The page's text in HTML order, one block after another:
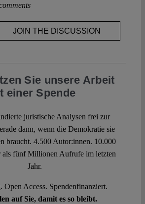
JOIN THE DISCUSSION
Sie unsere Arbeit
einer Spende
juristische Analysen frei zur
dann, wenn die Demokratie sie
braucht. 4.500 Autor:innen. 10.000
als fünf Millionen Aufrufe im letzten
Jahr.
Open Access. Spendenfinanziert.
auf Sie, damit es so bleibt.